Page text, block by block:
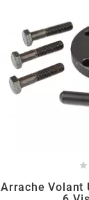

Arrache Volant